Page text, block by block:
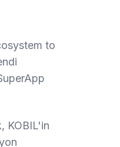
to
KOBIL'in